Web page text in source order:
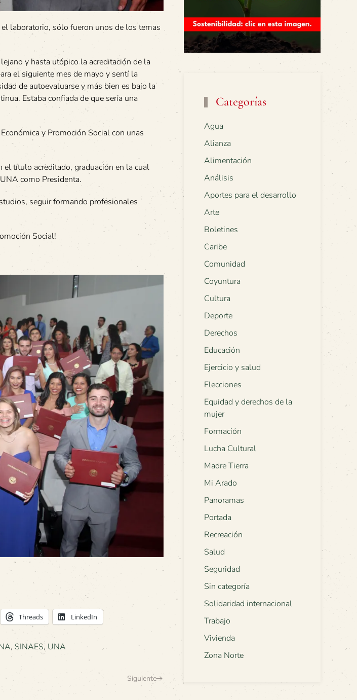
laboratorio, sólo fueron unos de los temas
y hasta utópico la acreditación de la
el siguiente mes de mayo y sentí la
de autoevaluarse y más bien es bajo la
Estaba confiada de que sería una
y Promoción Social con unas
el título acreditado, graduación en la cual
como Presidenta.
seguir formando profesionales
Social!
Threads LinkedIn
, SINAES, UNA
Siguiente
Categorías
Agua
Alianza
Alimentación
Análisis
Aportes para el desarrollo
Arte
Boletines
Caribe
Comunidad
Coyuntura
Cultura
Deporte
Derechos
Educación
Ejercicio y salud
Elecciones
Equidad y derechos de la
mujer
Formación
Lucha Cultural
Madre Tierra
Mi Arado
Panoramas
Portada
Recreación
Salud
Seguridad
Sin categoría
Solidaridad internacional
Trabajo
Vivienda
Zona Norte